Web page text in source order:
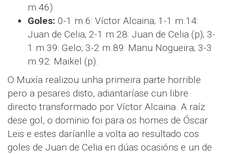
m.46).
Goles: 0-1 m.6: Víctor Alcaina; 1-1 m.14:
Juan de Celia; 2-1 m.28: Juan de Celia (p); 3-
1 m.39: Gelo; 3-2 m.89: Manu Nogueira; 3-3
m.92: Maikel (p).
O Muxía realizou unha primeira parte horrible
pero a pesares disto, adiantaríase cun libre
directo transformado por Víctor Alcaina. A raíz
dese gol, o dominio foi para os homes de Óscar
Leis e estes daríanlle a volta ao resultado cos
goles de Juan de Celia en dúas ocasións e un de